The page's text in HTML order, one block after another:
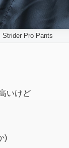
Strider Pro Pants
いけど
)